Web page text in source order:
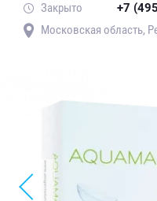
Закрыто +7
Московская область,